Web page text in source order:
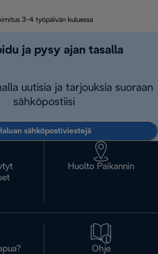
3-4 työpäivän kuluessa
ja pysy ajan tasalla
uutisia ja tarjouksia suoraan
sähköpostiisi
sähköpostiviestejä
Huolto Paikannin
Ohje